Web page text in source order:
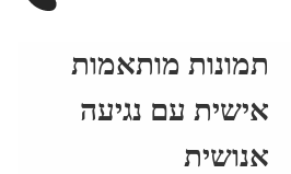
תמונות מותאמות
אישית עם נגיעה
אנושית